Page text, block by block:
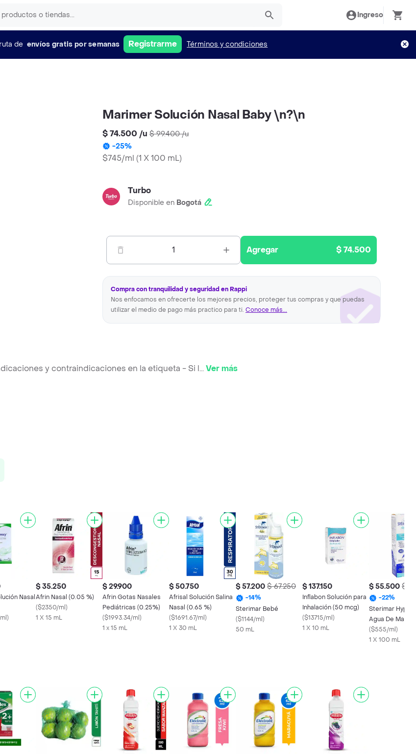
Ingreso
de envíos gratis por semanas Registrarme Términos y condiciones
Marimer Solución Nasal Baby \n?\n
$ 74.500 /u $ 99.400/u
-25%
$745/ml (1 X 100 mL)
Turbo
Disponible en Bogotá
1 Agregar $ 74.500
Compra con tranquilidad y seguridad en Rappi
Nos enfocamos en ofrecerte los mejores precios, proteger tus compras y que puedas
utilizar el medio de pago más practico para ti. Conoce más...
y contraindicaciones en la etiqueta - Si l...Ver más
Nasal
)
$ 35.250
Afrin Nasal (0.05 %)
($2350/ml)
1 X 15 mL
$ 29.900
Afrin Gotas Nasales
Pediátricas (0.25%)
($1993.34/ml)
1 x 15 mL
$ 50.750
Afrisal Solución Salina
Nasal (0.65 %)
($1691.67/ml)
1 X 30 mL
$ 57.200 $ 67.250
-14%
Sterimar Bebé
($1144/ml)
50 mL
$ 137.150
Inflabon Solución para
Inhalación (50 mcg)
($13715/ml)
1 X 10 mL
$ 55.500 $
-22%
Sterimar
Agua De Mar
($555/ml)
1 X 100 mL